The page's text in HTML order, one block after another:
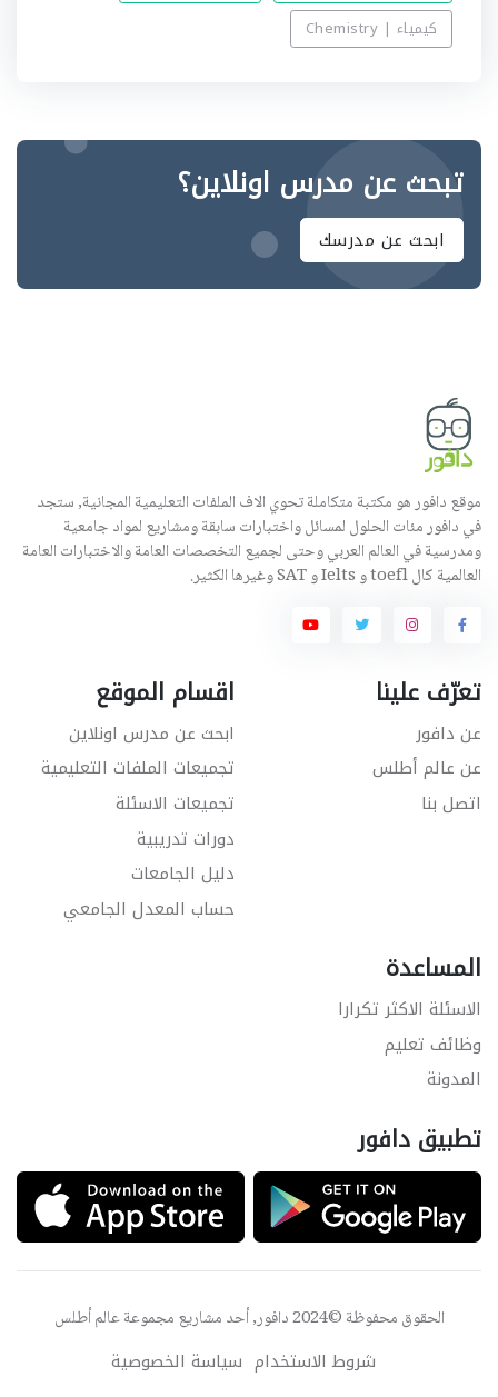
كيمياء | Chemistry
تبحث عن مدرس اونلاين؟
ابحث عن مدرسك
موقع دافور هو مكتبة متكاملة تحوي الاف الملفات التعليمية المجانية, ستجد
في دافور مئات الحلول لمسائل واختبارات سابقة ومشاريع لمواد جامعية
ومدرسية في العالم العربي وحتى لجميع التخصصات العامة والاختبارات العامة
العالمية كال toefl و Ielts و SAT وغيرها الكثير.
تعرّف علينا
عن دافور
عن عالم أطلس
اتصل بنا
اقسام الموقع
ابحث عن مدرس اونلاين
تجميعات الملفات التعليمية
تجميعات الاسئلة
دورات تدريبية
دليل الجامعات
حساب المعدل الجامعي
المساعدة
الاسئلة الاكثر تكرارا
وظائف تعليم
المدونة
تطبيق دافور
الحقوق محفوظة ©2024 دافور, أحد مشاريع مجموعة عالم أطلس
شروط الاستخدام سياسة الخصوصية